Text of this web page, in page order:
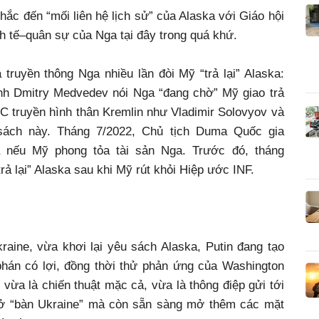
đến “mối liên hệ lịch sử” của Alaska với Giáo hội
tế–quân sự của Nga tại đây trong quá khứ.
thông Nga nhiều lần đòi Mỹ “trả lại” Alaska:
Dmitry Medvedev nói Nga “đang chờ” Mỹ giao trả
truyền hình thân Kremlin như Vladimir Solovyov và
này. Tháng 7/2022, Chủ tịch Duma Quốc gia
nếu Mỹ phong tỏa tài sản Nga. Trước đó, tháng
lại” Alaska sau khi Mỹ rút khỏi Hiệp ước INF.
vừa khơi lại yêu sách Alaska, Putin đang tạo
có lợi, đồng thời thử phản ứng của Washington
là chiến thuật mặc cả, vừa là thông điệp gửi tới
Ukraine” mà còn sẵn sàng mở thêm các mặt